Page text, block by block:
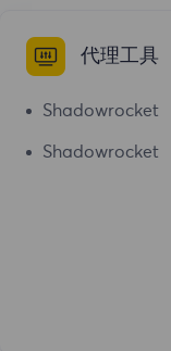
代理工具
Shadowrocket
Shadowrocket